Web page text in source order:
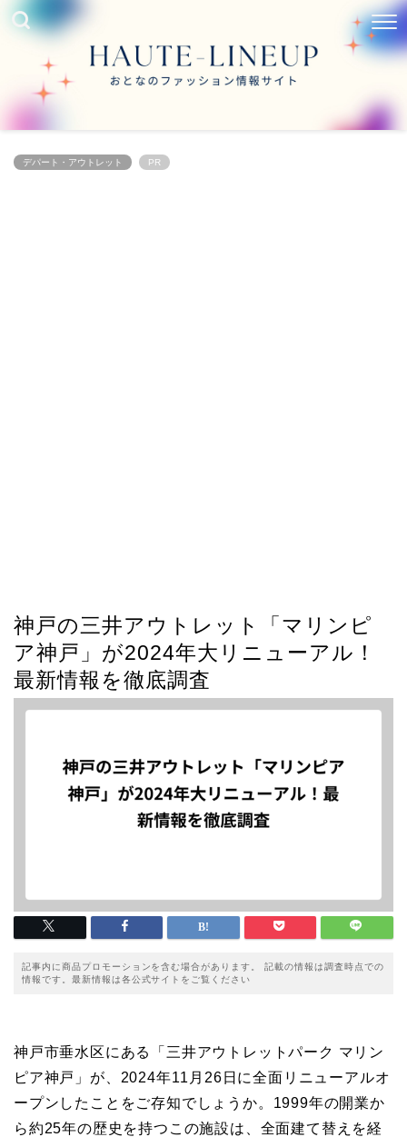
デパート・アウトレット PR
神戸の三井アウトレット「マリンピ
ア神戸」が2024年大リニューアル！
最新情報を徹底調査
記事内に商品プロモーションを含む場合があります。 記載の情報は調査時点での
情報です。最新情報は各公式サイトをご覧ください
神戸市垂水区にある「三井アウトレットパーク マリン
ピア神戸」が、2024年11月26日に全面リニューアルオ
ープンしたことをご存知でしょうか。1999年の開業か
ら約25年の歴史を持つこの施設は、全面建て替えを経